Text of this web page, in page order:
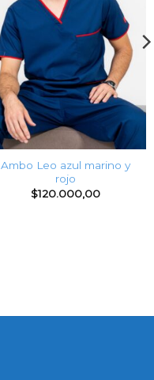
Ambo Leo azul marino y
rojo
$120.000,00